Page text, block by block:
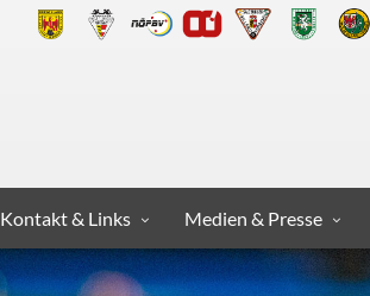
Kontakt & Links Medien & Presse